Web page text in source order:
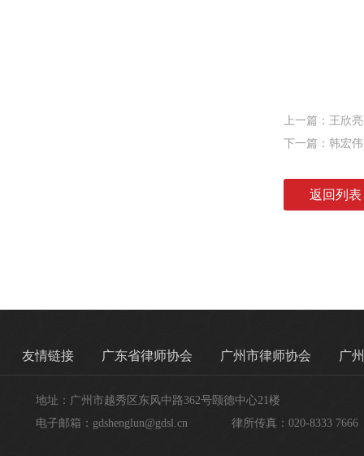
上一篇：王欣亮
下一篇：韩宏伟
返回列表
友情链接 广东省律师协会 广州市律师协会 广
地址：广州市越秀区东风中路362号颐德中心21楼
电子邮箱：gdshenglun@gdsl.cn
律所传真：020-8333 7666